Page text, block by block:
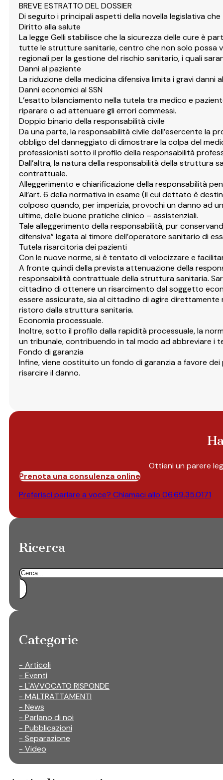
BREVE ESTRATTO DEL DOSSIER
Di seguito i principali aspetti della novella legislativa
Diritto alla salute
La legge Gelli stabilisce che la sicurezza delle cure è
tutte le strutture sanitarie, centro che non solo possa
regionali per la gestione del rischio sanitario, i quali
Danni al paziente
La riduzione della medicina difensiva limita i gravi
Danni economici al SSN
L’esatto bilanciamento nella tutela tra medico e
riparare o ad attenuare gli errori commessi.
Doppio binario della responsabilità civile
Da una parte, la responsabilità civile dell’esercente la
obbligo del danneggiato di dimostrare la colpa del
professionisti sotto il profilo della responsabilità
Dall’altra, la natura della responsabilità della struttura
contrattuale.
Alleggerimento e chiarificazione della responsabilità
All’art. 6 della normativa in esame (il cui dettato è
colposo quando, per imperizia, provochi un danno ad
ultime, delle buone pratiche clinico – assistenziali.
Tale alleggerimento della responsabilità, pur
difensiva” legata al timore dell’operatore sanitario di
Tutela risarcitoria dei pazienti
Con le nuove norme, si è tentato di velocizzare e
A fronte quindi della prevista attenuazione della
responsabilità contrattuale della struttura sanitaria.
cittadino di ottenere un risarcimento dal soggetto
essere assicurate, sia al cittadino di agire
ristoro dalla struttura sanitaria.
Economia processuale.
Inoltre, sotto il profilo dalla rapidità processuale, la
un tribunale, contribuendo in tal modo ad abbreviare i
Fondo di garanzia
Infine, viene costituito un fondo di garanzia a favore
risarcire il danno.
Ottieni un parere
Prenota una consulenza online
Preferisci parlare a voce? Chiamaci allo 06.69.35.0171
Ricerca
Cerca
Categorie
- Articoli
- Eventi
- L'AVVOCATO RISPONDE
- MALTRATTAMENTI
- News
- Parlano di noi
- Pubblicazioni
- Separazione
- Video